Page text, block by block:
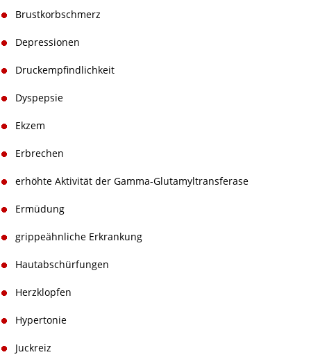
Brustkorbschmerz
Depressionen
Druckempfindlichkeit
Dyspepsie
Ekzem
Erbrechen
erhöhte Aktivität der Gamma-Glutamyltransferase
Ermüdung
grippeähnliche Erkrankung
Hautabschürfungen
Herzklopfen
Hypertonie
Juckreiz